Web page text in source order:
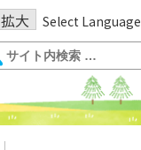
拡大 Select Language